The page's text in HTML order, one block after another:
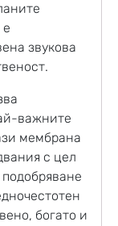
е
звукова
важните
мембрана
с цел
богато и